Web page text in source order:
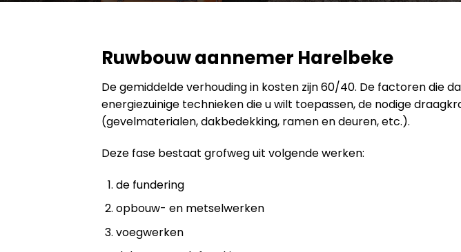
Ruwbouw aannemer Harelbeke
De gemiddelde verhouding in kosten zijn 60/40. De factoren die
energiezuinige technieken die u wilt toepassen, de nodige
(gevelmaterialen, dakbedekking, ramen en deuren, etc.).
Deze fase bestaat grofweg uit volgende werken:
de fundering
opbouw- en metselwerken
voegwerken